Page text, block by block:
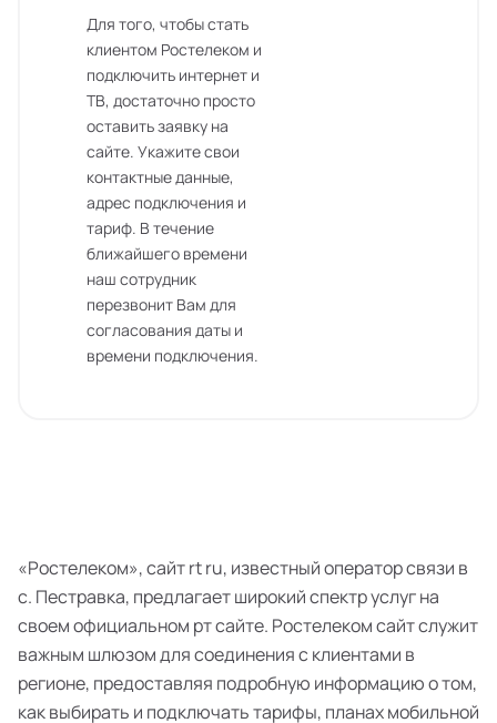
Для того, чтобы стать
клиентом Ростелеком и
подключить интернет и
ТВ, достаточно просто
оставить заявку на
сайте. Укажите свои
контактные данные,
адрес подключения и
тариф. В течение
ближайшего времени
наш сотрудник
перезвонит Вам для
согласования даты и
времени подключения.
«Ростелеком», сайт rt ru, известный оператор связи в
с. Пестравка, предлагает широкий спектр услуг на
своем официальном рт сайте. Ростелеком сайт служит
важным шлюзом для соединения с клиентами в
регионе, предоставляя подробную информацию о том,
как выбирать и подключать тарифы, планах мобильной